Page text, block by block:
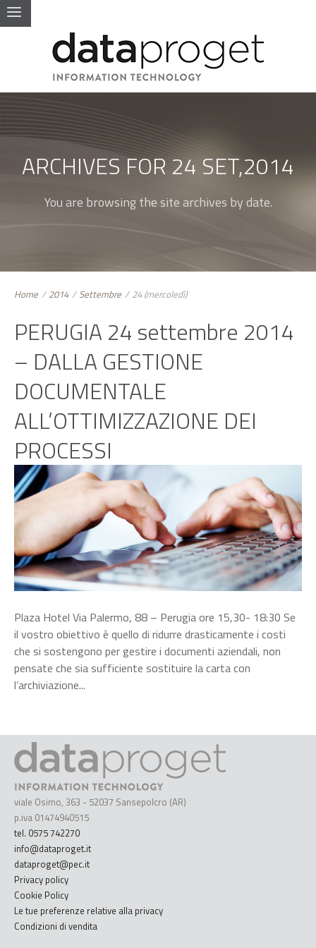
ARCHIVES FOR 24 SET,2014
You are browsing the site archives by date.
Home / 2014 / Settembre / 24 (mercoledì)
PERUGIA 24 settembre 2014
– DALLA GESTIONE
DOCUMENTALE
ALL’OTTIMIZZAZIONE DEI
PROCESSI
Plaza Hotel Via Palermo, 88 – Perugia ore 15,30- 18:30 Se
il vostro obiettivo è quello di ridurre drasticamente i costi
che si sostengono per gestire i documenti aziendali, non
pensate che sia sufficiente sostituire la carta con
l’archiviazione...
viale Osimo, 363 - 52037 Sansepolcro (AR)
p.iva 01474940515
tel. 0575 742270
info@dataproget.it
dataproget@pec.it
Privacy policy
Cookie Policy
Le tue preferenze relative alla privacy
Condizioni di vendita